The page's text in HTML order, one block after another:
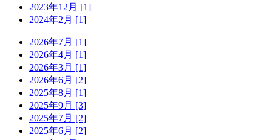
2023年12月 [1]
2024年2月 [1]
2026年7月 [1]
2026年4月 [1]
2026年3月 [1]
2026年6月 [2]
2025年8月 [1]
2025年9月 [3]
2025年7月 [2]
2025年6月 [2]